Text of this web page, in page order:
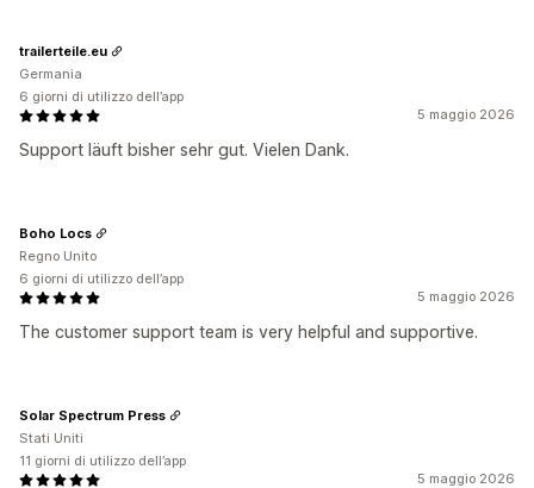
5 maggio 2026
Support läuft bisher sehr gut. Vielen Dank.
trailerteile.eu
Germania
6 giorni di utilizzo dell’app
5 maggio 2026
The customer support team is very helpful and supportive.
Boho Locs
Regno Unito
6 giorni di utilizzo dell’app
5 maggio 2026
Solar Spectrum Press
Stati Uniti
11 giorni di utilizzo dell’app